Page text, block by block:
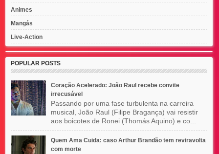
Animes
Mangás
Live-Action
POPULAR POSTS
Coração Acelerado: João Raul recebe convite
irrecusável
Passando por uma fase turbulenta na carreira
musical, João Raul (Filipe Bragança) vai resistir
aos boicotes de Ronei (Thomás Aquino) e co...
Quem Ama Cuida: caso Arthur Brandão tem reviravolta
com morte